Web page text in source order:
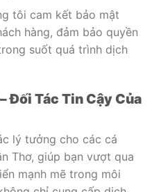
tôi cam kết bảo mật
hàng, đảm bảo quyền
suốt quá trình dịch
Đối Tác Tin Cậy Của
lý tưởng cho các cá
Thơ, giúp bạn vượt qua
mạnh mẽ trong môi